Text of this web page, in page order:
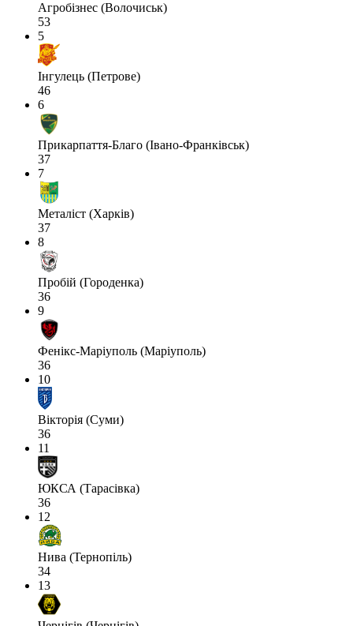
Агробізнес (Волочиськ)
53
5
Інгулець (Петрове)
46
6
Прикарпаття-Благо (Івано-Франківськ)
37
7
Металіст (Харків)
37
8
Пробій (Городенка)
36
9
Фенікс-Маріуполь (Маріуполь)
36
10
Вікторія (Суми)
36
11
ЮКСА (Тарасівка)
36
12
Нива (Тернопіль)
34
13